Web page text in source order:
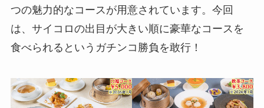
つの魅力的なコースが用意されています。今回
は、サイコロの出目が大きい順に豪華なコースを
食べられるというガチンコ勝負を敢行！